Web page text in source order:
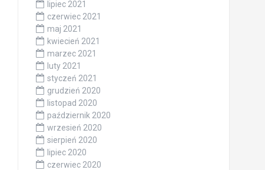
lipiec 2021
czerwiec 2021
maj 2021
kwiecień 2021
marzec 2021
luty 2021
styczeń 2021
grudzień 2020
listopad 2020
październik 2020
wrzesień 2020
sierpień 2020
lipiec 2020
czerwiec 2020